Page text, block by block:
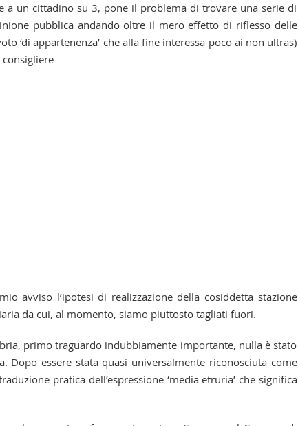
a un cittadino su 3, pone il problema di trovare una serie di
pubblica andando oltre il mero effetto di riflesso delle
‘di appartenenza’ che alla fine interessa poco ai non ultras)
avviso l’ipotesi di realizzazione della cosiddetta stazione
da cui, al momento, siamo piuttosto tagliati fuori.
primo traguardo indubbiamente importante, nulla è stato
Dopo essere stata quasi universalmente riconosciuta come
pratica dell’espressione ‘media etruria’ che significa